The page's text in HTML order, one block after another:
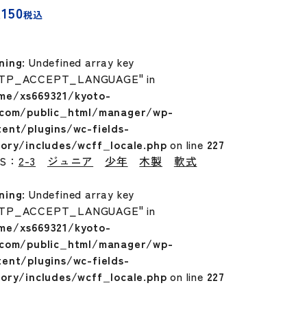
税込
: Undefined array key
in
xs669321/kyoto-
public_html/manager/wp-
plugins/wc-fields-
includes/wcff_locale.php on line 227
： 2-3 ジュニア 少年 木製
軟式
: Undefined array key
in
xs669321/kyoto-
public_html/manager/wp-
plugins/wc-fields-
includes/wcff_locale.php on line 227